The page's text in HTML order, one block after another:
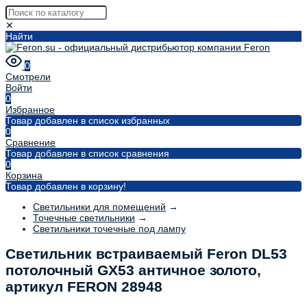
✕
Найти
0
Смотрели
Войти
0
Избранное
Товар добавлен в список избранных
0
Сравнение
Товар добавлен в список сравнения
0
Корзина
Товар добавлен в корзину!
Светильники для помещений →
Точечные светильники →
Светильники точечные под лампу
Светильник встраиваемый Feron DL53
потолочный GX53 античное золото,
артикул FERON 28948